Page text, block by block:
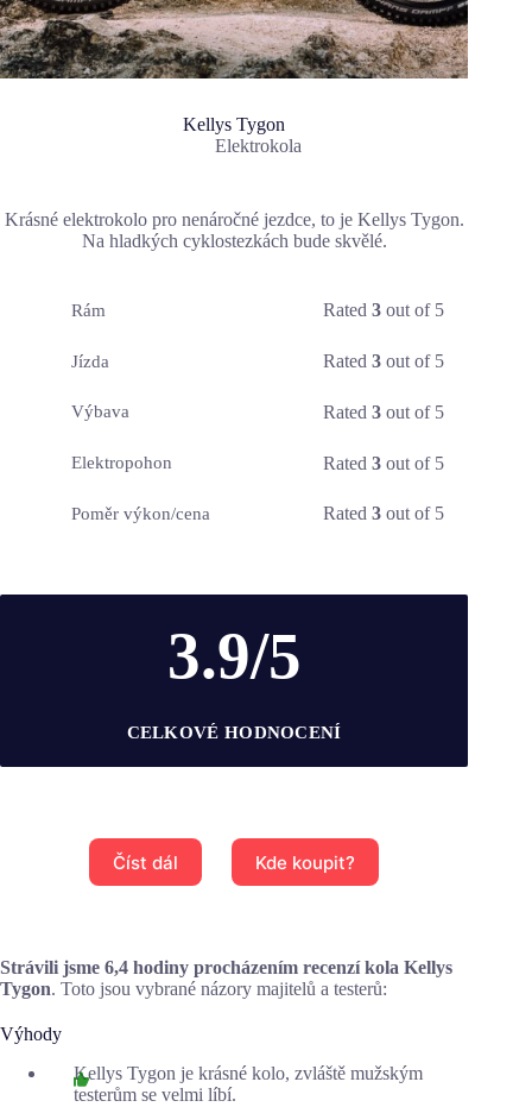
Kellys Tygon
Elektrokola
Krásné elektrokolo pro nenáročné jezdce, to je Kellys Tygon.
Na hladkých cyklostezkách bude skvělé.
Rám Rated3 out of 5
Jízda Rated3 out of 5
Výbava Rated3 out of 5
Elektropohon Rated3 out of 5
Poměr výkon/cena Rated3 out of 5
3.9/5
CELKOVÉ HODNOCENÍ
Číst dál Kde koupit?
Strávili jsme 6,4 hodiny procházením recenzí kola Kellys
Tygon. Toto jsou vybrané názory majitelů a testerů:
Výhody
Kellys Tygon je krásné kolo, zvláště mužským
testerům se velmi líbí.